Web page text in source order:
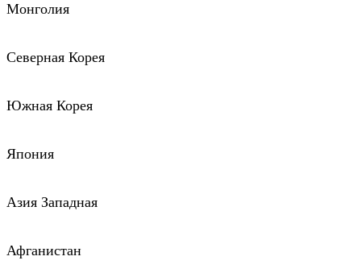
Монголия
Северная Корея
Южная Корея
Япония
Азия Западная
Афганистан